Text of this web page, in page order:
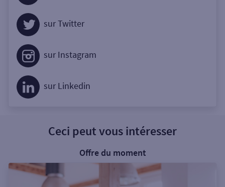
sur Twitter
sur Instagram
sur Linkedin
Ceci peut vous intéresser
Offre du moment